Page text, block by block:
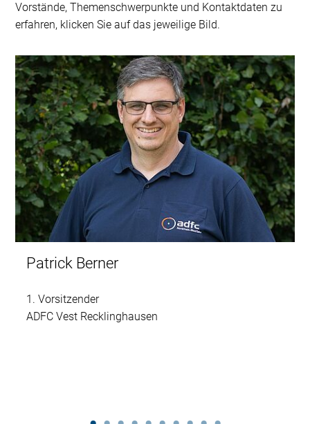
Vorstände, Themenschwerpunkte und Kontaktdaten zu
erfahren, klicken Sie auf das jeweilige Bild.
Patrick Berner
1. Vorsitzender
ADFC Vest Recklinghausen